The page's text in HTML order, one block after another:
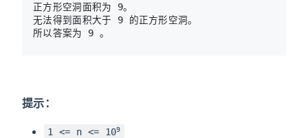
正方形空洞面积为 9。
无法得到面积大于 9 的正方形空洞。
提示：
1 <= n <= 109